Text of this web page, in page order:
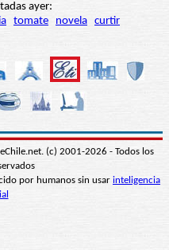
ayer:
tomate novela curtir
(c) 2001-2026 - Todos los
por humanos sin usar inteligencia